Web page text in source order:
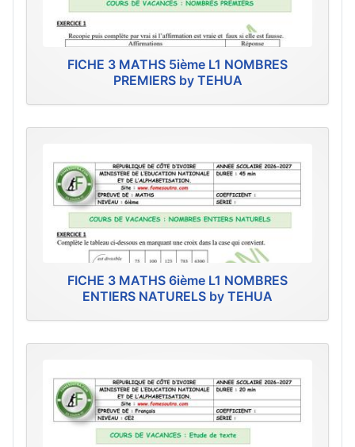
FICHE 3 MATHS 5ième L1 NOMBRES
PREMIERS by TEHUA
FICHE 3 MATHS 6ième L1 NOMBRES
ENTIERS NATURELS by TEHUA